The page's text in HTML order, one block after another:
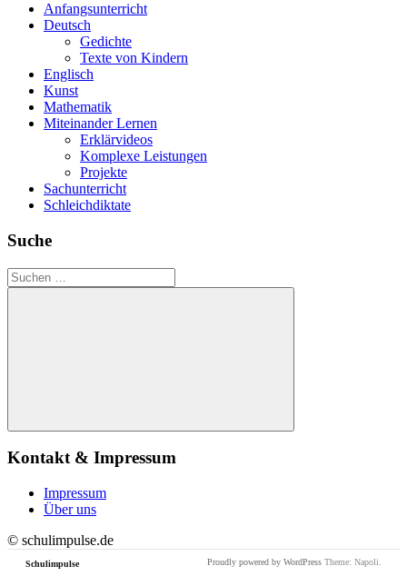
Anfangsunterricht
Deutsch
Gedichte
Texte von Kindern
Englisch
Kunst
Mathematik
Miteinander Lernen
Erklärvideos
Komplexe Leistungen
Projekte
Sachunterricht
Schleichdiktate
Suche
Suchen
nach:
Suchen
Kontakt & Impressum
Impressum
Über uns
© schulimpulse.de
Schulimpulse Proudly powered by WordPress Theme: Napoli.